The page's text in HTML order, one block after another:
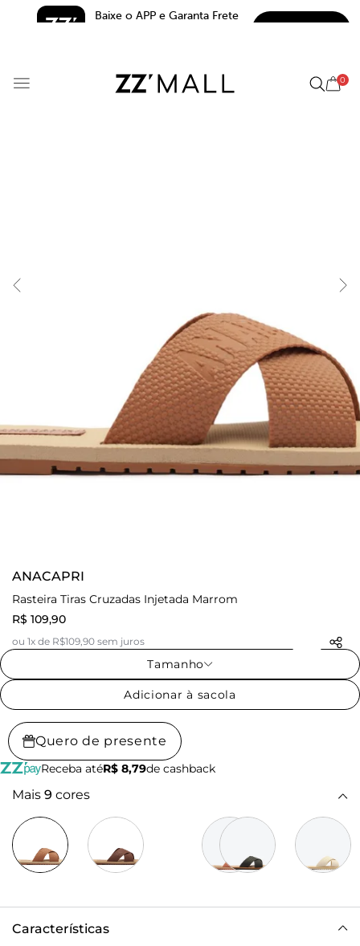
Baixe o APP e Garanta Frete
0
ANACAPRI
Rasteira Tiras Cruzadas Injetada Marrom
R$ 109,90
ou 1x de R$109,90 sem juros
Tamanho
Adicionar à sacola
Quero de presente
Receba atéR$ 8,79de cashback
Mais 9 cores
Características